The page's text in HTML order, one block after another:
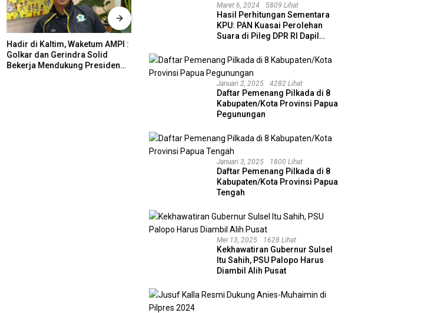
Hadir di Kaltim, Waketum AMPI :
Golkar dan Gerindra Solid
Bekerja Mendukung Presiden
GM PLN UID Kalbar, Perkuat
Sinergi Dukung Perumahan
MBR dan Program 3 Juta
Pelajaran Gorbachev bagi
Politik Konsensus Prabowo
Maret 6, 2024 5809 Lihat
Hasil Perhitungan Sementara
KPU: PAN Kuasai Perolehan
Suara di Pileg DPR RI Dapil
Januari 2, 2025 4282 Lihat
Daftar Pemenang Pilkada di 8
Kabupaten/Kota Provinsi Papua
Pegunungan
Januari 3, 2025 1800 Lihat
Daftar Pemenang Pilkada di 8
Kabupaten/Kota Provinsi Papua
Tengah
Mei 13, 2025 1628 Lihat
Kekhawatiran Gubernur Sulsel
Itu Sahih, PSU Palopo Harus
Diambil Alih Pusat